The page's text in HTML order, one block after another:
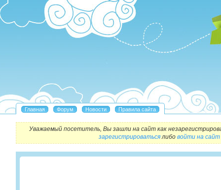
Уважаемый посетитель, Вы зашли на сайт как
зарегистрироватьсялибо войти на сайт